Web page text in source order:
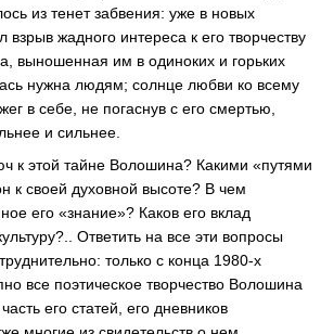
из тенет забвения: уже в новых
жадного интереса к его творчеству
выношенная им в одиноких и горьких
нужна людям; солнце любви ко всему
в себе, не погаснув с его смертью,
и сильнее.
к этой тайне Волошина? Какими «путями
к своей духовной высоте? В чем
его «знание»? Каков его вклад
Ответить на все эти вопросы
только с конца 1980-х
все поэтическое творчество Волошина
его статей, его дневников